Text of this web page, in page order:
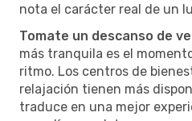
nota el carácter real de un
Tomate un descanso de
más tranquila es el
ritmo. Los centros de
relajación tienen más
traduce en una mejor